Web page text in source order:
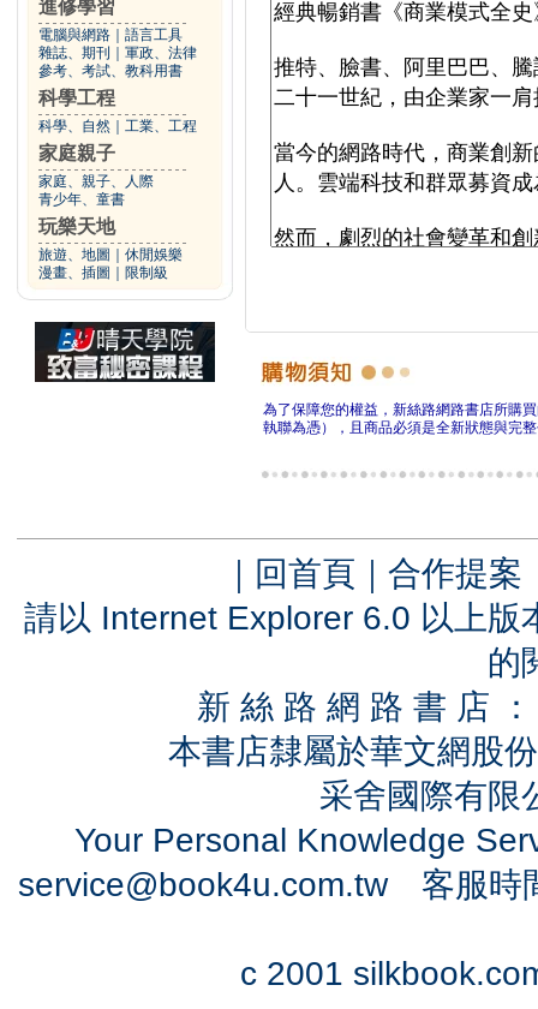
進修學習
電腦與網路
語言工具
雜誌、期刊
軍政、法律
參考、考試、教科用書
科學工程
科學、自然 工業、工程
家庭親子
家庭、親子、人際
青少年、童書
玩樂天地
旅遊、地圖
休閒娛樂
漫畫、插圖
限制級
為了保障您的權益，新絲路網路書店所購
執聯為憑），且商品必須是全新狀態與完
｜ 回首頁 ｜ 合作提案
請以 Internet Explorer 6.0 以上
的
新 絲 路 網 路 書 店
本書店隸屬於華文網股
采舍國際有
Your Personal Knowledge
service@book4u.com.tw客服時
c 2001